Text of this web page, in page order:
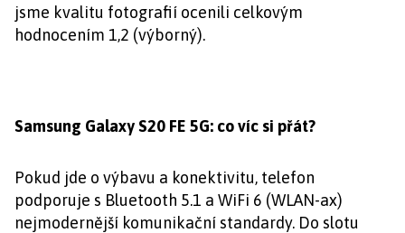
jsme kvalitu fotografií ocenili celkovým
hodnocením 1,2 (výborný).
Samsung Galaxy S20 FE 5G: co víc si přát?
Pokud jde o výbavu a konektivitu, telefon
podporuje s Bluetooth 5.1 a WiFi 6 (WLAN-ax)
nejmodernější komunikační standardy. Do slotu